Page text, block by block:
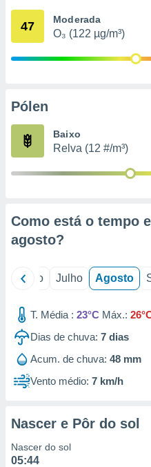
através
estudos
1199
47 Moderada
O₃ (122 µg/m³)
Pólen
Baixo
Relva (12 #/m³)
Como está o tempo
agosto?
Junho Julho Agosto
T. Média : 23°C Máx.:
Dias de chuva: 7 dias
Acum. de chuva: 48 mm
Vento médio: 7 km/h
Nascer e Pôr do sol
Nascer do sol
05:44